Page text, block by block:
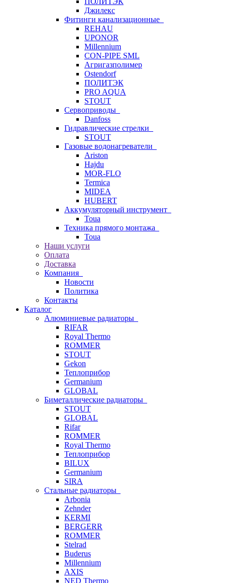
Джилекс
Фитинги канализационные
REHAU
UPONOR
Millennium
CON-PIPE SML
Агригазполимер
Ostendorf
ПОЛИТЭК
PRO AQUA
STOUT
Сервоприводы
Danfoss
Гидравлические стрелки
STOUT
Газовые водонагреватели
Ariston
Hajdu
MOR-FLO
Termica
MIDEA
HUBERT
Аккумуляторный инструмент
Toua
Техника прямого монтажа
Toua
Наши услуги
Оплата
Доставка
Компания
Новости
Политика
Контакты
Каталог
Алюминиевые радиаторы
RIFAR
Royal Thermo
ROMMER
STOUT
Gekon
Теплоприбор
Germanium
GLOBAL
Биметаллические радиаторы
STOUT
GLOBAL
Rifar
ROMMER
Royal Thermo
Теплоприбор
BILUX
Germanium
SIRA
Стальные радиаторы
Arbonia
Zehnder
KERMI
BERGERR
ROMMER
Stelrad
Buderus
Millennium
AXIS
NED Thermo